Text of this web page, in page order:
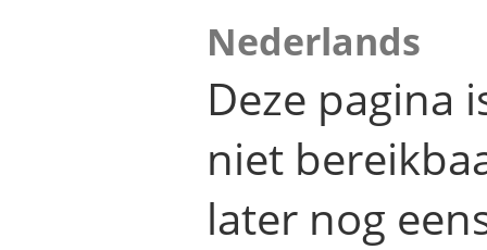
Nederlands
Deze pagina
niet
later nog